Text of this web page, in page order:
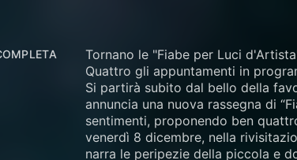
Tornano le "Fiabe per Luci
Quattro gli appuntamenti in
Si partirà subito dal bello della
annuncia una nuova rassegna di
sentimenti, proponendo ben
venerdì 8 dicembre, nella
narra le peripezie della piccola e